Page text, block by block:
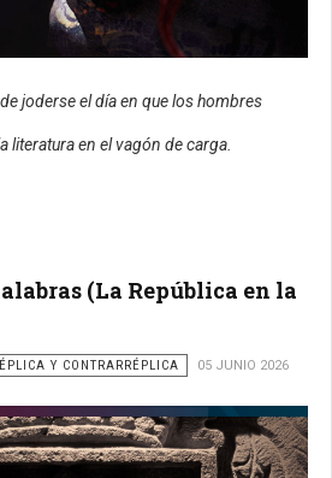
joderse el día en que los hombres
literatura en el vagón de carga.
(La República en la
Y CONTRARRÉPLICA 05 JUNIO 2026